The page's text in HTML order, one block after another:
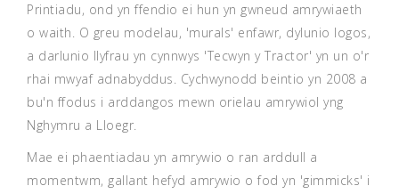
Printiadu, ond yn ffendio ei hun yn gwneud amrywiaeth
o waith. O greu modelau, 'murals' enfawr, dylunio logos,
a darlunio Ilyfrau yn cynnwys 'Tecwyn y Tractor' yn un o'r
rhai mwyaf adnabyddus. Cychwynodd beintio yn 2008 a
bu'n ffodus i arddangos mewn orielau amrywiol yng
Nghymru a Lloegr.
Mae ei phaentiadau yn amrywio o ran arddull a
momentwm, gallant hefyd amrywio o fod yn 'gimmicks' i